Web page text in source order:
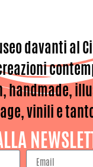
davanti al
vinili e